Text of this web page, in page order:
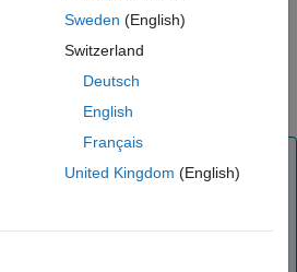
tolerances used for S-function
variable-step solver for the current
you should never invoke this macro
that the simulation is using a
You can use
Sweden (English)
Switzerland
Deutsch
English
Français
United Kingdom (English)